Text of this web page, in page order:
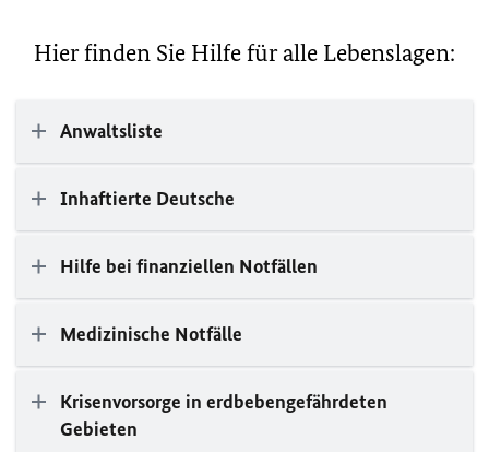
Hier finden Sie Hilfe für alle Lebenslagen:
Anwaltsliste
Inhaftierte Deutsche
Hilfe bei finanziellen Notfällen
Medizinische Notfälle
Krisenvorsorge in erdbebengefährdeten
Gebieten